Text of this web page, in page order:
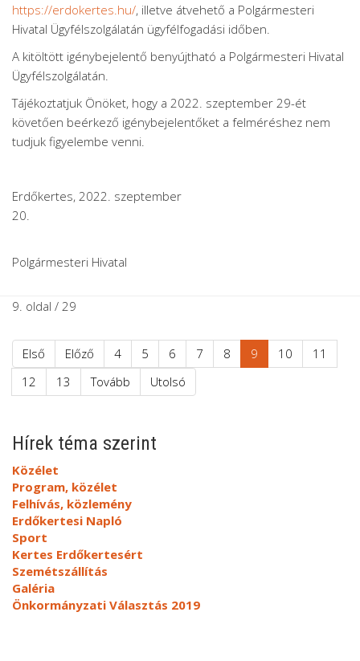
https://erdokertes.hu/, illetve átvehető a Polgármesteri
Hivatal Ügyfélszolgálatán ügyfélfogadási időben.
A kitöltött igénybejelentő benyújtható a Polgármesteri Hivatal
Ügyfélszolgálatán.
Tájékoztatjuk Önöket, hogy a 2022. szeptember 29-ét
követően beérkező igénybejelentőket a felméréshez nem
tudjuk figyelembe venni.
Erdőkertes, 2022. szeptember
20.
Polgármesteri Hivatal
9. oldal / 29
Első Előző 4 5 6 7 8 9 10
11
12
13 Tovább Utolsó
Hírek téma szerint
Közélet
Program, közélet
Felhívás, közlemény
Erdőkertesi Napló
Sport
Kertes Erdőkertesért
Szemétszállítás
Galéria
Önkormányzati Választás 2019